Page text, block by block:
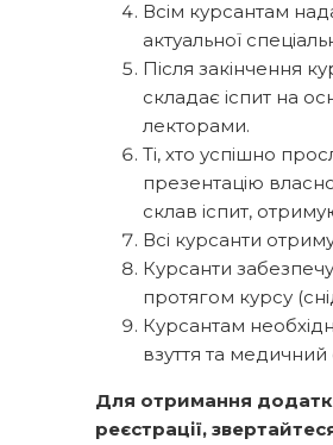
Всім курсантам
актуальної
Після закінчення
складає іспит на
лекторами.
Ті, хто успішно
презентацію
склав іспит,
Всі курсанти
Курсанти
протягом курсу
Курсантам
взуття та медичний
Для отримання
реєстрації,